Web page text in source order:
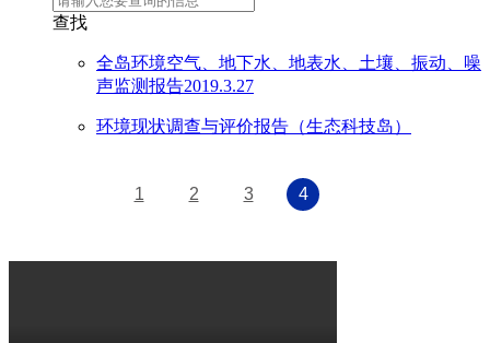
查找
全岛环境空气、地下水、地表水、土壤、振动、噪
声监测报告2019.3.27
环境现状调查与评价报告（生态科技岛）
1 2 3 4